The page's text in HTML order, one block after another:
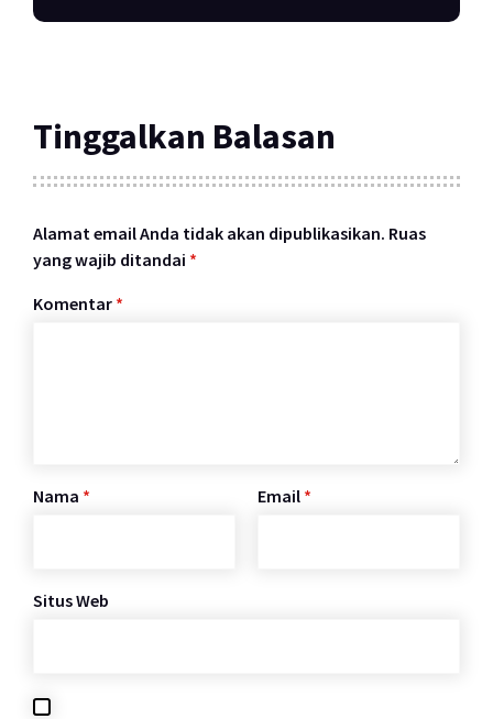
Tinggalkan Balasan
Alamat email Anda tidak akan dipublikasikan. Ruas
yang wajib ditandai *
Komentar *
Nama * Email *
Situs Web